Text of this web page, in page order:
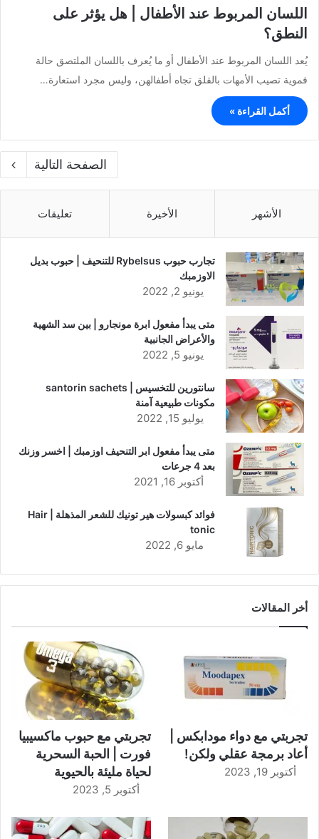
اللسان المربوط عند الأطفال | هل يؤثر على
النطق؟
يُعد اللسان المربوط عند الأطفال أو ما يُعرف باللسان الملتصق حالة
فموية تصيب الأمهات بالقلق تجاه أطفالهن، وليس مجرد استعارة…
أكمل القراءة »
الصفحة التالية
الأشهر الأخيرة تعليقات
تجارب حبوب Rybelsus للتنحيف | حبوب بديل
الاوزمبك
يونيو 2, 2022
متى يبدأ مفعول ابرة مونجارو | بين سد الشهية
والأعراض الجانبية
يونيو 5, 2022
سانتورين للتخسيس | santorin sachets
مكونات طبيعية آمنة
يوليو 15, 2022
متى يبدأ مفعول ابر التنحيف اوزمبك | اخسر وزنك
بعد 4 جرعات
أكتوبر 16, 2021
فوائد كبسولات هير تونيك للشعر المذهلة | Hair
tonic
مايو 6, 2022
أخر المقالات
تجربتي مع دواء مودابكس |
أعاد برمجة عقلي ولكن!
أكتوبر 19, 2023
تجربتي مع حبوب ماكسيبيا
فورت | الحبة السحرية
لحياة مليئة بالحيوية
أكتوبر 5, 2023